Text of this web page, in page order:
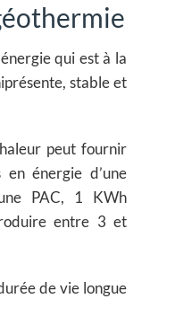
qui est à la
stable et
peut fournir
en énergie d’une
PAC, 1 KWh
entre 3 et
de vie longue